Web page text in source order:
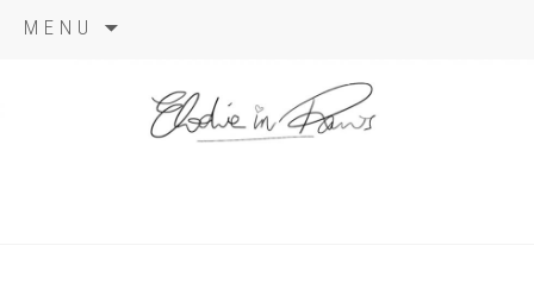
MENU